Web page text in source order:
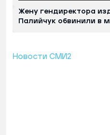
Жену гендиректора
Палийчук обвинили в
Новости СМИ2